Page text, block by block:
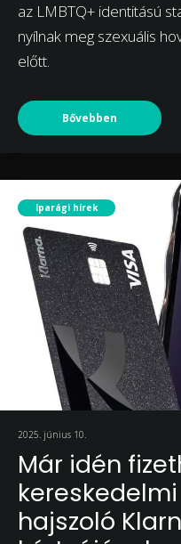
az LMBTQ+ identitású
nyílnak meg szexuális
előtt.
Bővebben
Iparági hírek
2025. június 10.
Már idén
hajszoló